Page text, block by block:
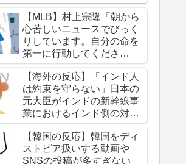
ている写真を投稿して炎上
中
【MLB】村上宗隆「朝から
心苦しいニュースでびっく
りしています。自分の命を
第一に行動してくださ
い。」 → 「本当に胸が痛
む」「最近大きな地震が多
くないか？」
【海外の反応】「インド人
は約束を守らない」日本の
元大臣がインドの新幹線事
業におけるインド側の対応
を批判
【韓国の反応】韓国をディ
ストピア扱いする動画や
SNSの投稿が多すぎない